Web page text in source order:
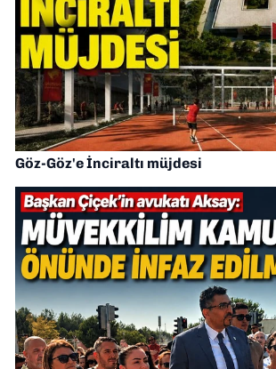
Göz-Göz'e İnciraltı müjdesi